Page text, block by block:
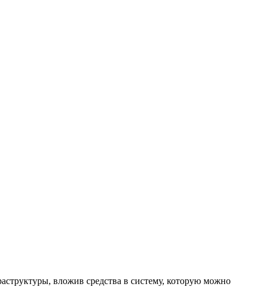
вложив средства в систему, которую можно